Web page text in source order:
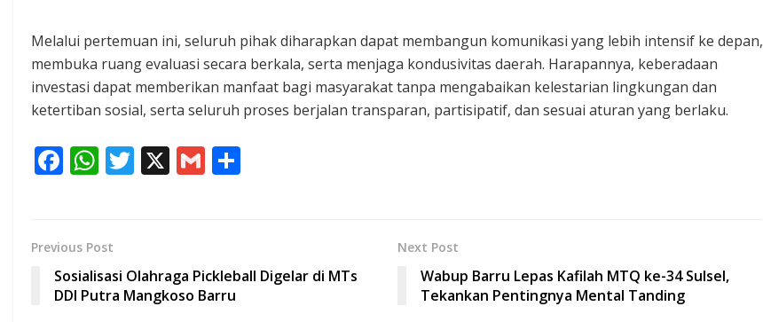
Melalui pertemuan ini, seluruh pihak diharapkan dapat membangun komunikasi yang lebih intensif ke depan,
membuka ruang evaluasi secara berkala, serta menjaga kondusivitas daerah. Harapannya, keberadaan
investasi dapat memberikan manfaat bagi masyarakat tanpa mengabaikan kelestarian lingkungan dan
ketertiban sosial, serta seluruh proses berjalan transparan, partisipatif, dan sesuai aturan yang berlaku.
F
b
o
o
W
s
A
p
T X G
Previous Post
Sosialisasi Olahraga Pickleball Digelar di MTs
DDI Putra Mangkoso Barru
Next Post
Wabup Barru Lepas Kafilah MTQ ke-34 Sulsel,
Tekankan Pentingnya Mental Tanding